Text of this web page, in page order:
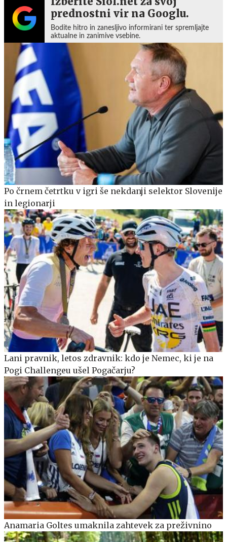
prednostni vir na Googlu.
Bodite hitro in zanesljivo informirani ter spremljajte
aktualne in zanimive vsebine.
Po črnem četrtku v igri še nekdanji selektor Slovenije
in legionarji
Lani pravnik, letos zdravnik: kdo je Nemec, ki je na
Pogi Challengeu ušel Pogačarju?
Anamaria Goltes umaknila zahtevek za preživnino